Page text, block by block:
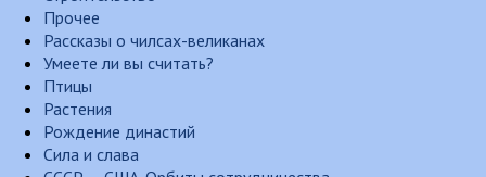
Прочее
Рассказы о чилсах-великанах
Умеете ли вы считать?
Птицы
Растения
Рождение династий
Сила и слава